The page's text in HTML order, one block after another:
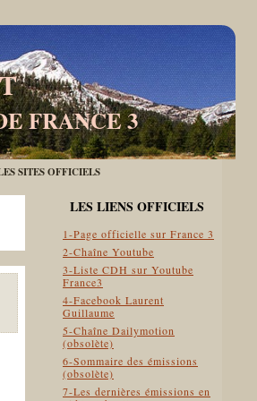
FRANCE 3
SITES OFFICIELS
LES LIENS OFFICIELS
1-Page officielle sur France 3
2-Chaîne Youtube
3-Liste CDH sur Youtube
France3
4-Facebook Laurent
Guillaume
5-Chaîne Dailymotion
(obsolète)
6-Sommaire des émissions
(obsolète)
7-Les dernières émissions en